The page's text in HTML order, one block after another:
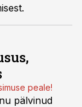
peale!
pälvinud